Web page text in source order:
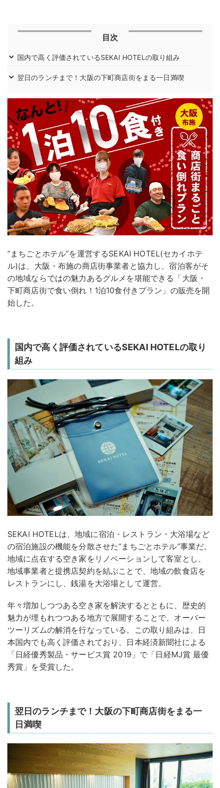
目次
国内で高く評価されているSEKAI HOTELの取り組み
翌日のランチまで！大阪の下町商店街をまる一日満喫
“まちごとホテル”を運営するSEKAI HOTEL(セカイホテ
ル)は、大阪・布施の商店街事業者と協力し、宿泊客がそ
の地域ならではの魅力あるグルメを堪能できる「大阪・
下町商店街で食い倒れ！1泊10食付きプラン」の販売を開
始した。
国内で高く評価されているSEKAI HOTELの取り
組み
SEKAI HOTELは、地域に宿泊・レストラン・大浴場など
の宿泊施設の機能を分散させた“まちごとホテル”事業だ。
地域に点在する空き家をリノベーションして客室とし、
地域事業者と提携店契約を結ぶことで、地域の飲食店を
レストランにし、銭湯を大浴場として運営。
年々増加しつつある空き家を解決するとともに、歴史的
魅力が埋もれつつある地方で展開することで、オーバー
ツーリズムの解消を行なっている。この取り組みは、日
本国内でも高く評価されており、日本経済新聞社による
「日経優秀製品・サービス賞 2019」で「日経MJ賞 最優
秀賞」を受賞した。
翌日のランチまで！大阪の下町商店街をまる一
日満喫